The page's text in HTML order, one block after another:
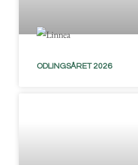
ODLINGSÅRET 2026